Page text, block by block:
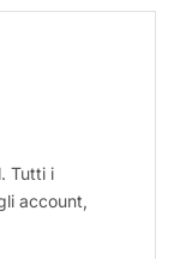
Tutti i
account,